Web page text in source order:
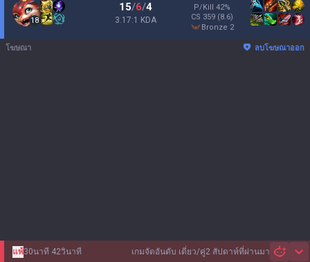
18
15/6/4
3.17:1 KDA
P/Kill 42%
CS 359 (8.6)
bronze 2
โฆษณา ลบโฆษณาออก
เกมจัดอันดับ เดี่ยว/คู่2 สัปดาห์ที่ผ่านมา
แพ้30นาที 42วินาที